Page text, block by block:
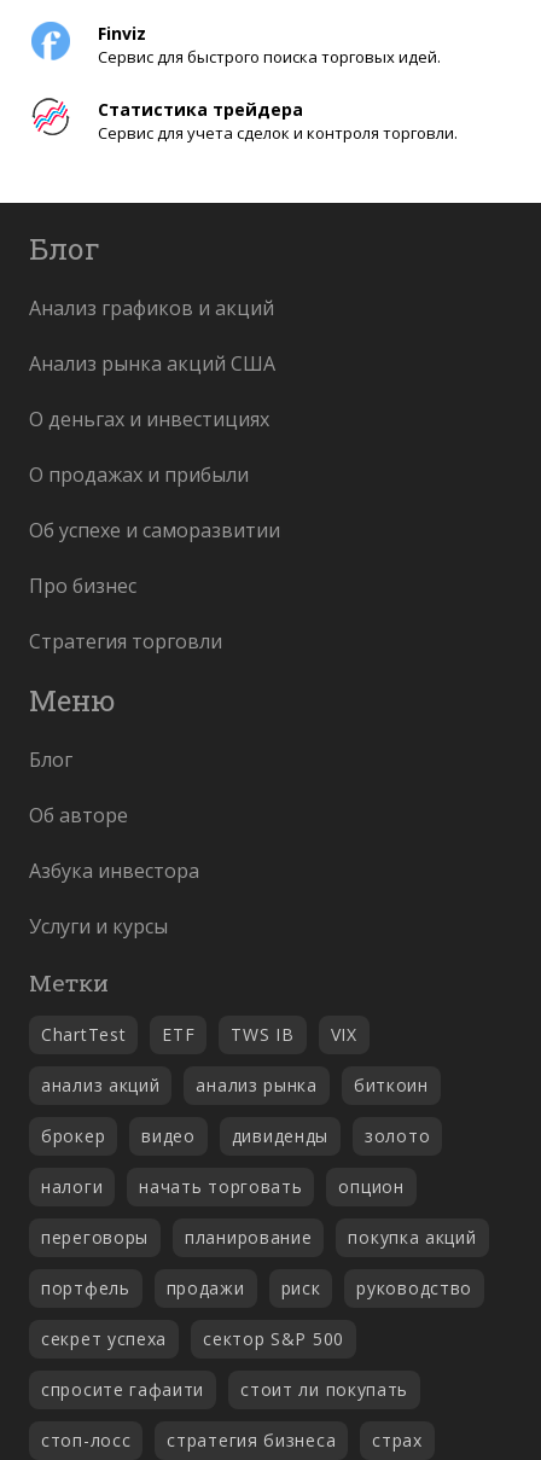
Finviz
Сервис для быстрого поиска торговых идей.
Статистика трейдера
Сервис для учета сделок и контроля торговли.
Блог
Анализ графиков и акций
Анализ рынка акций США
О деньгах и инвестициях
О продажах и прибыли
Об успехе и саморазвитии
Про бизнес
Стратегия торговли
Меню
Блог
Об авторе
Азбука инвестора
Услуги и курсы
Метки
ChartTest ETF TWS IB VIX
анализ акций анализ рынка биткоин
брокер видео дивиденды золото
налоги начать торговать опцион
переговоры планирование покупка акций
портфель продажи риск руководство
секрет успеха сектор S&P 500
спросите гафаити стоит ли покупать
стоп-лосс стратегия бизнеса страх